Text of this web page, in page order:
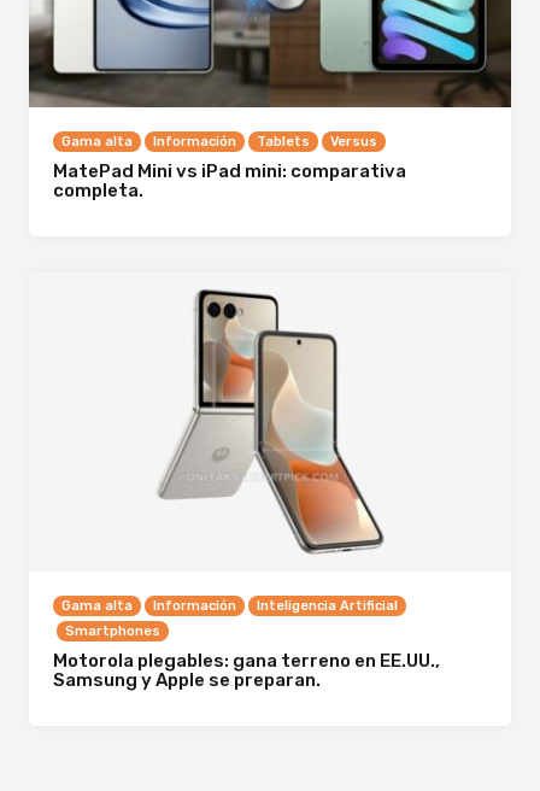
Gama alta Información Tablets Versus
MatePad Mini vs iPad mini: comparativa
completa.
Gama alta Información
Inteligencia Artificial
Smartphones
Motorola plegables: gana terreno en EE.UU.,
Samsung y Apple se preparan.